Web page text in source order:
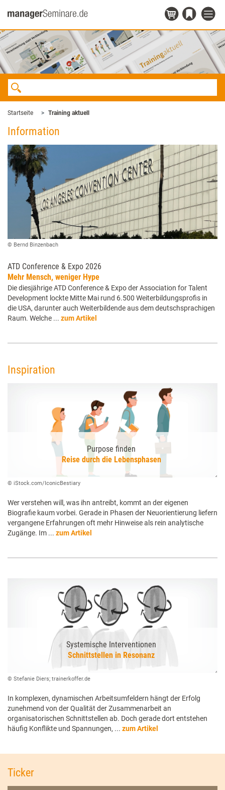
Startseite Training aktuell
Information
© Bernd Binzenbach
ATD Conference & Expo 2026
Mehr Mensch, weniger Hype
Die diesjährige ATD Conference & Expo der Association for Talent
Development lockte Mitte Mai rund 6.500 Weiterbildungsprofis in
die USA, darunter auch Weiterbildende aus dem deutschsprachigen
Raum. Welche ... zum Artikel
Inspiration
Purpose finden
Reise durch die Lebensphasen
© iStock.com/IconicBestiary
Wer verstehen will, was ihn antreibt, kommt an der eigenen
Biografie kaum vorbei. Gerade in Phasen der Neuorientierung liefern
vergangene Erfahrungen oft mehr Hinweise als rein analytische
Zugänge. Im ... zum Artikel
Systemische Interventionen
Schnittstellen in Resonanz
© Stefanie Diers; trainerkoffer.de
In komplexen, dynamischen Arbeitsumfeldern hängt der Erfolg
zunehmend von der Qualität der Zusammenarbeit an
organisatorischen Schnittstellen ab. Doch gerade dort entstehen
häufig Konflikte und Spannungen, ... zum Artikel
Ticker